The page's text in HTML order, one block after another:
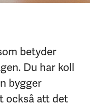
betyder
Du har koll
bygger
också att det